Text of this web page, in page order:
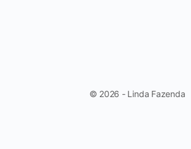
© 2026 - Linda Fazenda